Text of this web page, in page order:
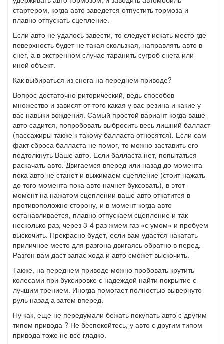
стартером, когда авто заведется отпустить тормоза и
плавно отпускать сцепление.
Если авто не удалось завести, то следует искать место где
поверхность будет не такая скользкая, направлять авто в
снег, а в экстренном случае таранить сугроб снега или
иной объект.
Как выбираться из снега на переднем приводе?
Вопрос достаточно риторический, ведь способов
множество и зависят от того какая у вас резина и какие у
вас навыки вождения. Самый простой вариант когда ваше
авто садится, попробовать выбросить весь лишний балласт
(пассажиры также к такому балласта относятся). Если сам
факт сброса балласта не помог, то можно заставить его
подтолкнуть Ваше авто. Если балласта нет, попытаться
раскачать авто. Двигаемся вперед или назад до момента
пока авто не станет и выжимаем сцепление (стоит нажать
до того момента пока авто начнет буксовать), в этот
момент на нажатом сцеплении ваше авто откатится в
противоположно сторону, и в момент когда авто
останавливается, плавно отпускаем сцепление и так
несколько раз, через 3-4 раз жмем газ «с умом» и пробуем
выскочить. Прекрасно будет, если вам удастся накатать
приличное место для разгона двигаясь обратно в перед.
Разгон вам даст запас хода и авто сможет выскочить.
Также, на переднем приводе можно пробовать крутить
колесами при буксировке с надеждой найти покрытие с
лучшим трением. Иногда помогает полностью вывернуто
руль назад а затем вперед.
Ну как, еще не передумали бежать покупать авто с другим
типом привода ? Не беспокойтесь, у авто с другим типом
привода тоже не все гладко.